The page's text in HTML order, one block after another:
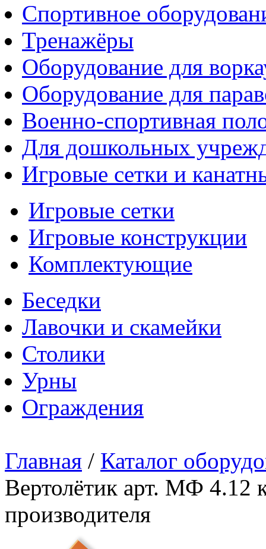
Спортивное
Тренажёры
Оборудование для
Оборудование для
Военно-спортивная
Для дошкольных
Игровые сетки и
Игровые сетки
Игровые конструкции
Комплектующие
Беседки
Лавочки и скамейки
Столики
Урны
Ограждения
Главная / Каталог
Вертолётик арт. МФ 4.12
производителя